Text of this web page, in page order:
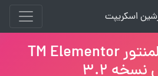
اسکریپت
افزونه افزودنی المنتور TM Elementor